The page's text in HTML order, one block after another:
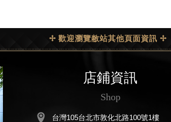
✢ 歡迎瀏覽敝站其他頁面資訊 ✢
店鋪資訊
Shop
台灣105台北市敦化北路100號1樓